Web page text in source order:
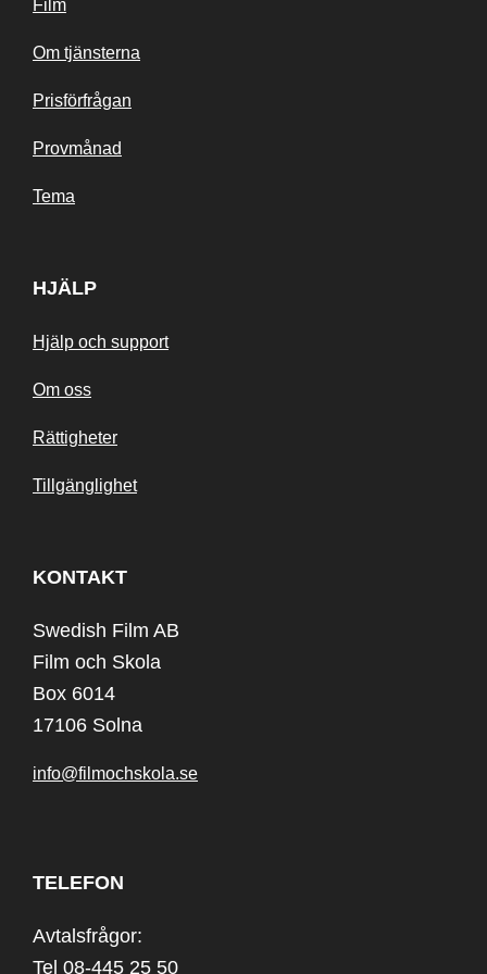
Film
Om tjänsterna
Prisförfrågan
Provmånad
Tema
HJÄLP
Hjälp och support
Om oss
Rättigheter
Tillgänglighet
KONTAKT
Swedish Film AB
Film och Skola
Box 6014
17106 Solna
info@filmochskola.se
TELEFON
Avtalsfrågor:
Tel 08-445 25 50